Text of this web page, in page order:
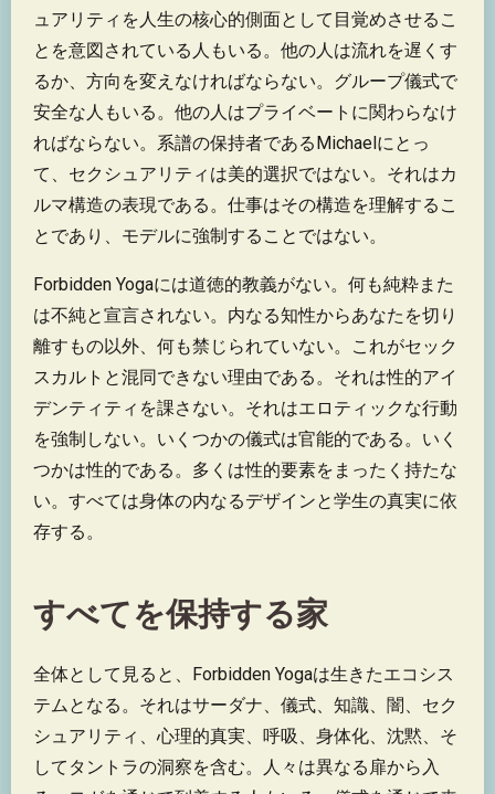
ュアリティを人生の核心的側面として目覚めさせるこ
とを意図されている人もいる。他の人は流れを遅くす
るか、方向を変えなければならない。グループ儀式で
安全な人もいる。他の人はプライベートに関わらなけ
ればならない。系譜の保持者であるMichaelにとっ
て、セクシュアリティは美的選択ではない。それはカ
ルマ構造の表現である。仕事はその構造を理解するこ
とであり、モデルに強制することではない。
Forbidden Yogaには道徳的教義がない。何も純粋また
は不純と宣言されない。内なる知性からあなたを切り
離すもの以外、何も禁じられていない。これがセック
スカルトと混同できない理由である。それは性的アイ
デンティティを課さない。それはエロティックな行動
を強制しない。いくつかの儀式は官能的である。いく
つかは性的である。多くは性的要素をまったく持たな
い。すべては身体の内なるデザインと学生の真実に依
存する。
すべてを保持する家
全体として見ると、Forbidden Yogaは生きたエコシス
テムとなる。それはサーダナ、儀式、知識、闇、セク
シュアリティ、心理的真実、呼吸、身体化、沈黙、そ
してタントラの洞察を含む。人々は異なる扉から入